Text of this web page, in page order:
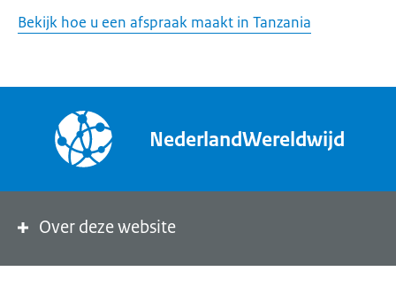
Bekijk hoe u een afspraak maakt in Tanzania
NederlandWereldwijd
Over deze website